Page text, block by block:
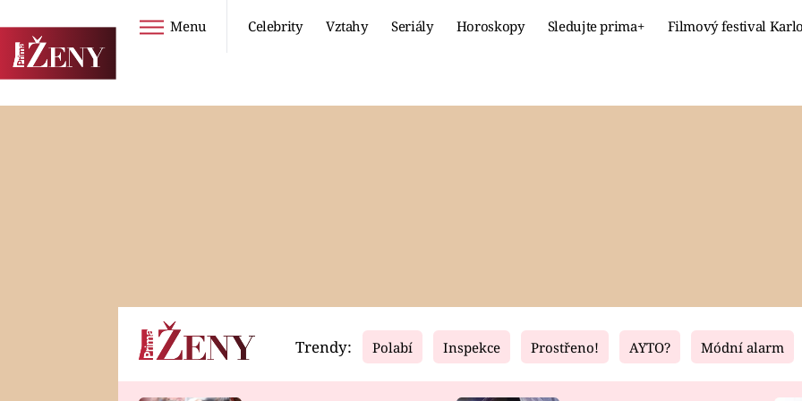
Menu Celebrity Vztahy Seriály Horoskopy Sledujte prima+ Filmový festival
Horoskopy Video Fresh Living
Trendy: Polabí Inspekce Prostřeno! AYTO? Módní alarm